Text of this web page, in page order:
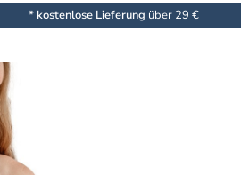
* kostenlose Lieferung über 29 €